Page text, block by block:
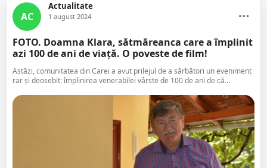
AC
Actualitate
1 august 2024
FOTO. Doamna Klara, sătmăreanca care a împlinit
azi 100 de ani de viață. O poveste de film!
Astăzi, comunitatea din Carei a avut prilejul de a sărbători un eveniment
rar și deosebit: împlinirea venerabilei vârste de 100 de ani de că...